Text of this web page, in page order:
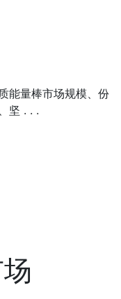
能量棒市场规模、份
坚 . . .